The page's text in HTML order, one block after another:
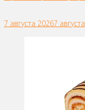
7 августа 20267